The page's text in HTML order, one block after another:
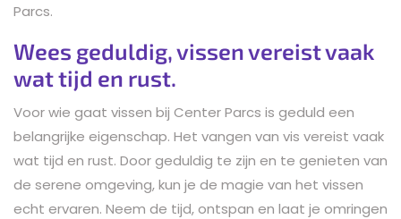
Parcs.
Wees geduldig, vissen vereist vaak
wat tijd en rust.
Voor wie gaat vissen bij Center Parcs is geduld een
belangrijke eigenschap. Het vangen van vis vereist vaak
wat tijd en rust. Door geduldig te zijn en te genieten van
de serene omgeving, kun je de magie van het vissen
echt ervaren. Neem de tijd, ontspan en laat je omringen